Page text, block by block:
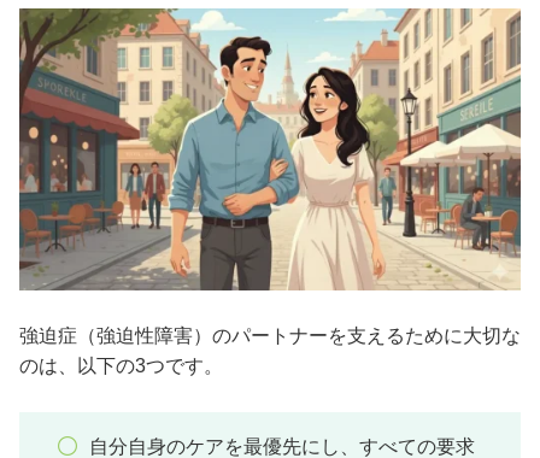
強迫症（強迫性障害）のパートナーを支えるために大切な
のは、以下の3つです。
自分自身のケアを最優先にし、すべての要求